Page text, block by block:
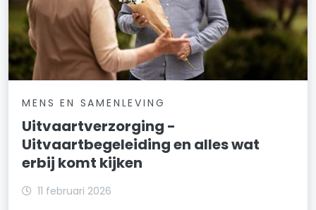
MENS EN SAMENLEVING
Uitvaartverzorging -
Uitvaartbegeleiding en alles wat
erbij komt kijken
11 februari 2026